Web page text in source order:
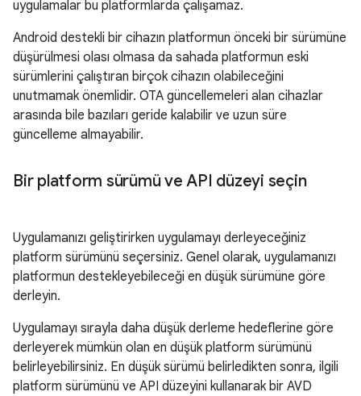
uygulamalar bu platformlarda çalışamaz.
Android destekli bir cihazın platformun önceki bir sürümüne
düşürülmesi olası olmasa da sahada platformun eski
sürümlerini çalıştıran birçok cihazın olabileceğini
unutmamak önemlidir. OTA güncellemeleri alan cihazlar
arasında bile bazıları geride kalabilir ve uzun süre
güncelleme almayabilir.
Bir platform sürümü ve API düzeyi seçin
Uygulamanızı geliştirirken uygulamayı derleyeceğiniz
platform sürümünü seçersiniz. Genel olarak, uygulamanızı
platformun destekleyebileceği en düşük sürümüne göre
derleyin.
Uygulamayı sırayla daha düşük derleme hedeflerine göre
derleyerek mümkün olan en düşük platform sürümünü
belirleyebilirsiniz. En düşük sürümü belirledikten sonra, ilgili
platform sürümünü ve API düzeyini kullanarak bir AVD